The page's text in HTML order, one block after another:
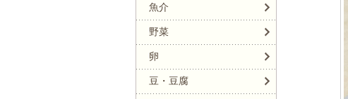
魚介
野菜
卵
豆・豆腐